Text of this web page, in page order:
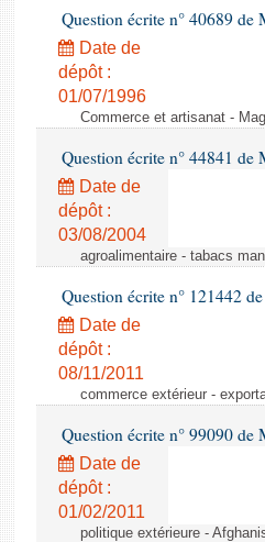
Question écrite n° 40689 de
Date de
dépôt :
01/07/1996
Commerce et artisanat -
Question écrite n° 44841 de
Date de
dépôt :
03/08/2004
agroalimentaire - tabacs
Question écrite n° 121442
Date de
dépôt :
08/11/2011
commerce extérieur -
Question écrite n° 99090
Date de
dépôt :
01/02/2011
politique extérieure -